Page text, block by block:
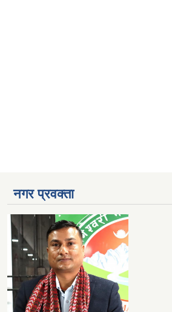
नगर प्रवक्ता